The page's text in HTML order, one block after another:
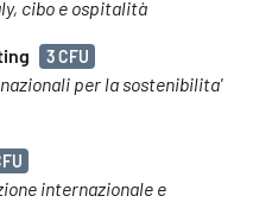
cibo e ospitalità
3 CFU
per la sostenibilita'
internazionale e